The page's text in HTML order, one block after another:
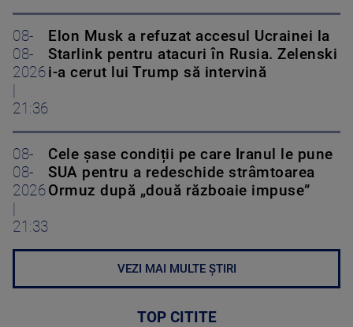
08-
08-
2026
|
21:36
Elon Musk a refuzat accesul Ucrainei la
Starlink pentru atacuri în Rusia. Zelenski
i-a cerut lui Trump să intervină
08-
08-
2026
|
21:33
Cele șase condiții pe care Iranul le pune
SUA pentru a redeschide strâmtoarea
Ormuz după „două războaie impuse”
VEZI MAI MULTE ȘTIRI
TOP CITITE